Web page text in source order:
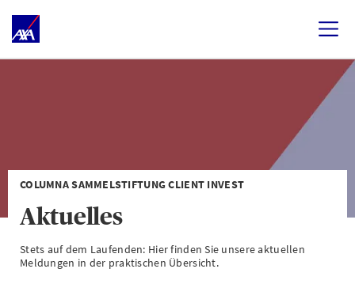
COLUMNA SAMMELSTIFTUNG CLIENT INVEST
Aktuelles
Stets auf dem Laufenden: Hier finden Sie unsere aktuellen
Meldungen in der praktischen Übersicht.